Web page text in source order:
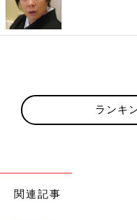
ランキ
関連記事